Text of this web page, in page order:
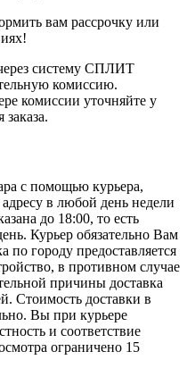
вам рассрочку или
систему СПЛИТ
комиссию.
комиссии уточняйте у
с помощью курьера,
в любой день недели
до 18:00, то есть
Курьер обязательно Вам
по городу предоставляется
в противном случае
причины доставка
Стоимость доставки в
Вы при курьере
и соответствие
ограничено 15